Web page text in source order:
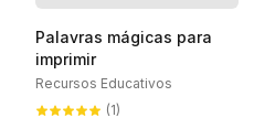
Palavras mágicas para
imprimir
Recursos Educativos
(1)